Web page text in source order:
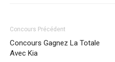
Concours Précédent
Concours Gagnez La Totale
Avec Kia